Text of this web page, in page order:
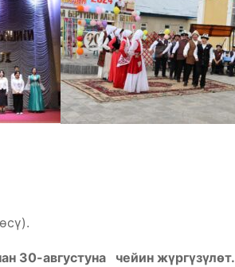
30-августуна чейин жүргүзүлөт.